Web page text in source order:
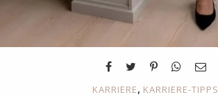
KARRIERE, KARRIERE-TIPPS